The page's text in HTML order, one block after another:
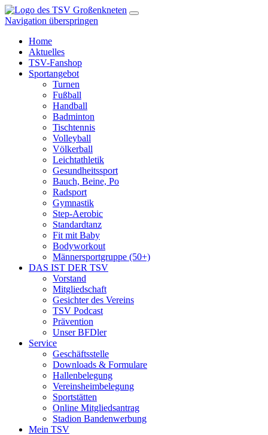
Navigation überspringen
Home
Aktuelles
TSV-Fanshop
Sportangebot
Turnen
Fußball
Handball
Badminton
Tischtennis
Volleyball
Völkerball
Leichtathletik
Gesundheitssport
Bauch, Beine, Po
Radsport
Gymnastik
Step-Aerobic
Standardtanz
Fit mit Baby
Bodyworkout
Männersportgruppe (50+)
DAS IST DER TSV
Vorstand
Mitgliedschaft
Gesichter des Vereins
TSV Podcast
Prävention
Unser BFDler
Service
Geschäftsstelle
Downloads & Formulare
Hallenbelegung
Vereinsheimbelegung
Sportstätten
Online Mitgliedsantrag
Stadion Bandenwerbung
Mein TSV